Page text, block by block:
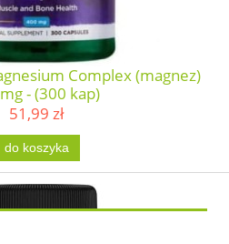
Complex (magnez)
- (300 kap)
51,99 zł
do koszyka